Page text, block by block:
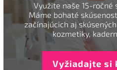
Využite naše 15-ročné
Máme bohaté
začínajúcich aj
kozmetiky,
Vyžiadajte si